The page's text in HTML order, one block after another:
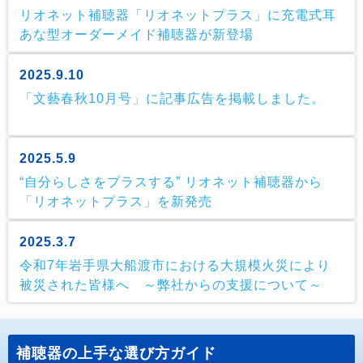
リオネット補聴器「リオネットプラス」に充電式耳
あな型オーダーメイド補聴器が新登場
2025.9.10
「文藝春秋10月号」に記事広告を掲載しました。
2025.5.9
“自分らしさをプラスする” リオネット補聴器から
「リオネットプラス」を新発売
2025.3.7
令和7年岩手県大船渡市における大規模火災により
被災された皆様へ ～弊社からの支援について～
補聴器の上手な選び方ガイド